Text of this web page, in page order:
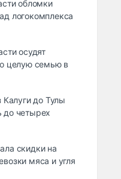
обломки
логокомплекса
осудят
целую семью в
Калуги до Тулы
до четырех
скидки на
мяса и угля